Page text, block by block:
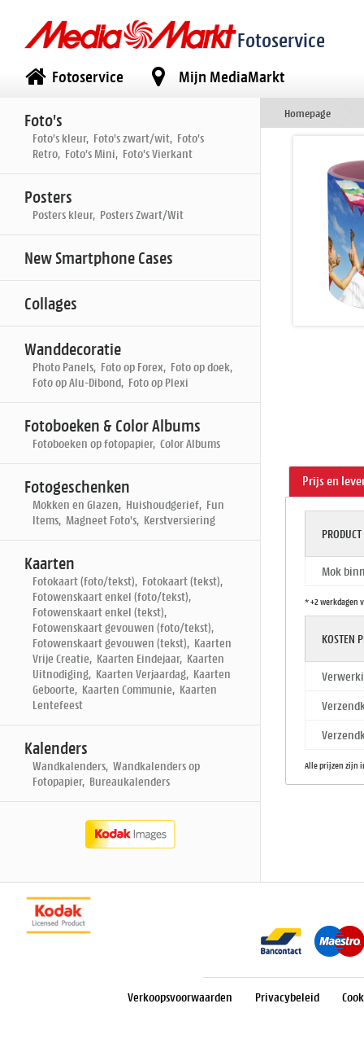
Fotoservice
Fotoservice Mijn MediaMarkt
Foto's
Foto's kleur, Foto's zwart/wit, Foto's
Retro, Foto's Mini, Foto's Vierkant
Posters
Posters kleur, Posters Zwart/Wit
New Smartphone Cases
Collages
Wanddecoratie
Photo Panels, Foto op Forex, Foto op doek,
Foto op Alu-Dibond, Foto op Plexi
Fotoboeken & Color Albums
Fotoboeken op fotopapier, Color Albums
Fotogeschenken
Mokken en Glazen, Huishoudgerief, Fun
Items, Magneet Foto's, Kerstversiering
Kaarten
Fotokaart (foto/tekst), Fotokaart (tekst),
Fotowenskaart enkel (foto/tekst),
Fotowenskaart enkel (tekst),
Fotowenskaart gevouwen (foto/tekst),
Fotowenskaart gevouwen (tekst), Kaarten
Vrije Creatie, Kaarten Eindejaar, Kaarten
Uitnodiging, Kaarten Verjaardag, Kaarten
Geboorte, Kaarten Communie, Kaarten
Lentefeest
Kalenders
Wandkalenders, Wandkalenders op
Fotopapier, Bureaukalenders
Homepage
Prijs en
PRODUCT
Mok
* +2 werkdagen
KOSTEN
Alle prijzen zijn
Verkoopsvoorwaarden Privacybeleid